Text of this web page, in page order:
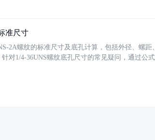
准尺寸
2A螺纹的标准尺寸及底孔计算，包括外径、螺
针对1/4-36UNS螺纹底孔尺寸的常见疑问，通过